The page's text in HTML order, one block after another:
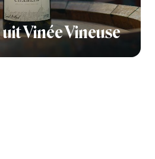
Vinée Vineuse